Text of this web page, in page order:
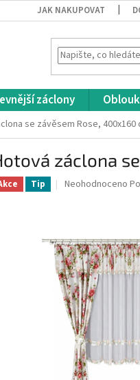
JAK NAKUPOVAT
záclony
se závěsem Rose, 400x160
záclona
Tip
Průměrné
0,0
z
5
hvězdiček.
Neohodnoceno